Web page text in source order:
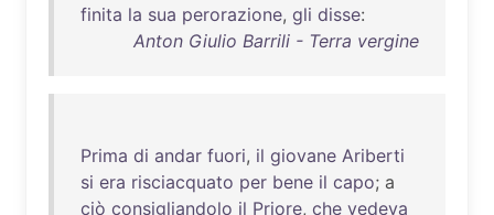
finita la sua perorazione, gli disse:
Anton Giulio Barrili - Terra vergine
Prima di andar fuori, il giovane Ariberti
si era risciacquato per bene il capo; a
ciò consigliandolo il Priore, che vedeva